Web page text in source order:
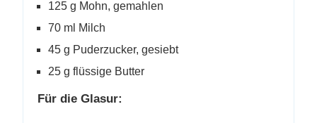
125 g Mohn, gemahlen
70 ml Milch
45 g Puderzucker, gesiebt
25 g flüssige Butter
Für die Glasur: